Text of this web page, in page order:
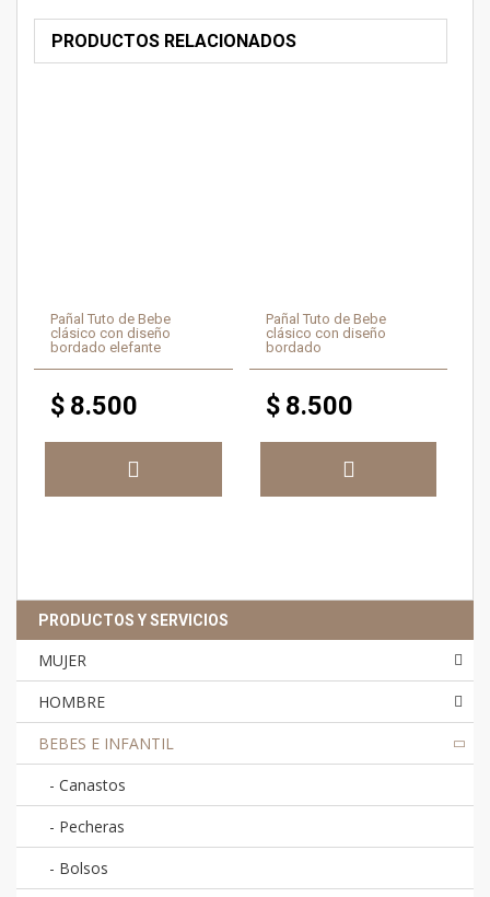
PRODUCTOS RELACIONADOS
Pañal Tuto de Bebe
clásico con diseño
bordado elefante
$ 8.500
Pañal Tuto de Bebe
clásico con diseño
bordado
$ 8.500
PRODUCTOS Y SERVICIOS
MUJER
HOMBRE
BEBES E INFANTIL
- Canastos
- Pecheras
- Bolsos